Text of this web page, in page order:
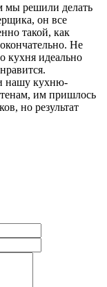
мы решили делать
он все
такой, как
Не
кухня идеально
нашу кухню-
им пришлось
но результат